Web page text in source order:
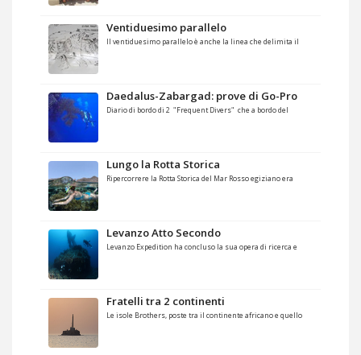
Ventiduesimo parallelo
Il ventiduesimo parallelo è anche la linea che delimita il
Daedalus-Zabargad: prove di Go-Pro
Diario di bordo di 2 "Frequent Divers" che a bordo del
Lungo la Rotta Storica
Ripercorrere la Rotta Storica del Mar Rosso egiziano era
Levanzo Atto Secondo
Levanzo Expedition ha concluso la sua opera di ricerca e
Fratelli tra 2 continenti
Le isole Brothers, poste tra il continente africano e quello